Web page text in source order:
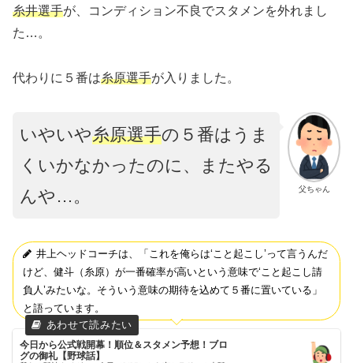
糸井選手が、コンディション不良でスタメンを外れまし
た…。
代わりに５番は糸原選手が入りました。
父ちゃん
いやいや糸原選手の５番はうま
くいかなかったのに、またやる
んや…。
井上ヘッドコーチは、「これを俺らは‘こと起こし’って言うんだ
けど、健斗（糸原）が一番確率が高いという意味で‘こと起こし請
負人’みたいな。そういう意味の期待を込めて５番に置いている」
と語っています。
今日から公式戦開幕！順位＆スタメン予想！ブロ
グの御礼【野球話】